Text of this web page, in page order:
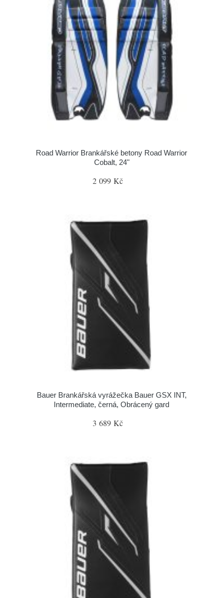
Road Warrior Brankářské betony Road Warrior
Cobalt, 24"
2 099 Kč
Bauer Brankářská vyrážečka Bauer GSX INT,
Intermediate, černá, Obrácený gard
3 689 Kč